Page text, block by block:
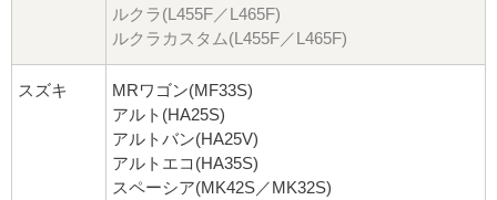
ルクラ(L455F／L465F)
ルクラカスタム(L455F／L465F)
スズキ
MRワゴン(MF33S)
アルト(HA25S)
アルトバン(HA25V)
アルトエコ(HA35S)
スペーシア(MK42S／MK32S)